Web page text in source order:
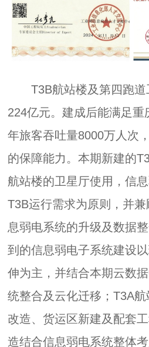
T3B航站楼及第四跑
224亿元。建成后能满足重
年旅客吞吐量8000万人次
的保障能力。本期新建的
航站楼的卫星厅使用，信
T3B运行需求为原则，并
息弱电系统的升级及数据
到的信息弱电子系统建设
伸为主，并结合本期云数
统整合及云化迁移；T3A
改造、货运区新建及配套
造结合信息弱电系统整体